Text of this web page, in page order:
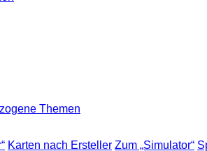
Themen
Karten nach Ersteller Zum „Simulator“